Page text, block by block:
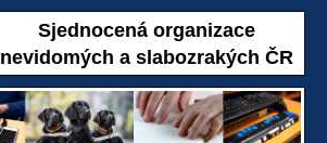
Sjednocená organizace
nevidomých a slabozrakých ČR